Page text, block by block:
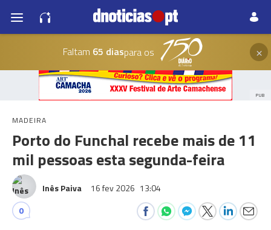
Faltam 65 diaspara os ×
PUB
MADEIRA
Porto do Funchal recebe mais de 11
mil pessoas esta segunda-feira
Inês Paiva 16 fev 2026 13:04
0